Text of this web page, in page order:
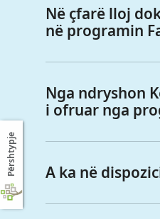
Në çfarë lloj
në programin
Nga ndryshon
i ofruar nga
A ka në
Përshtypje